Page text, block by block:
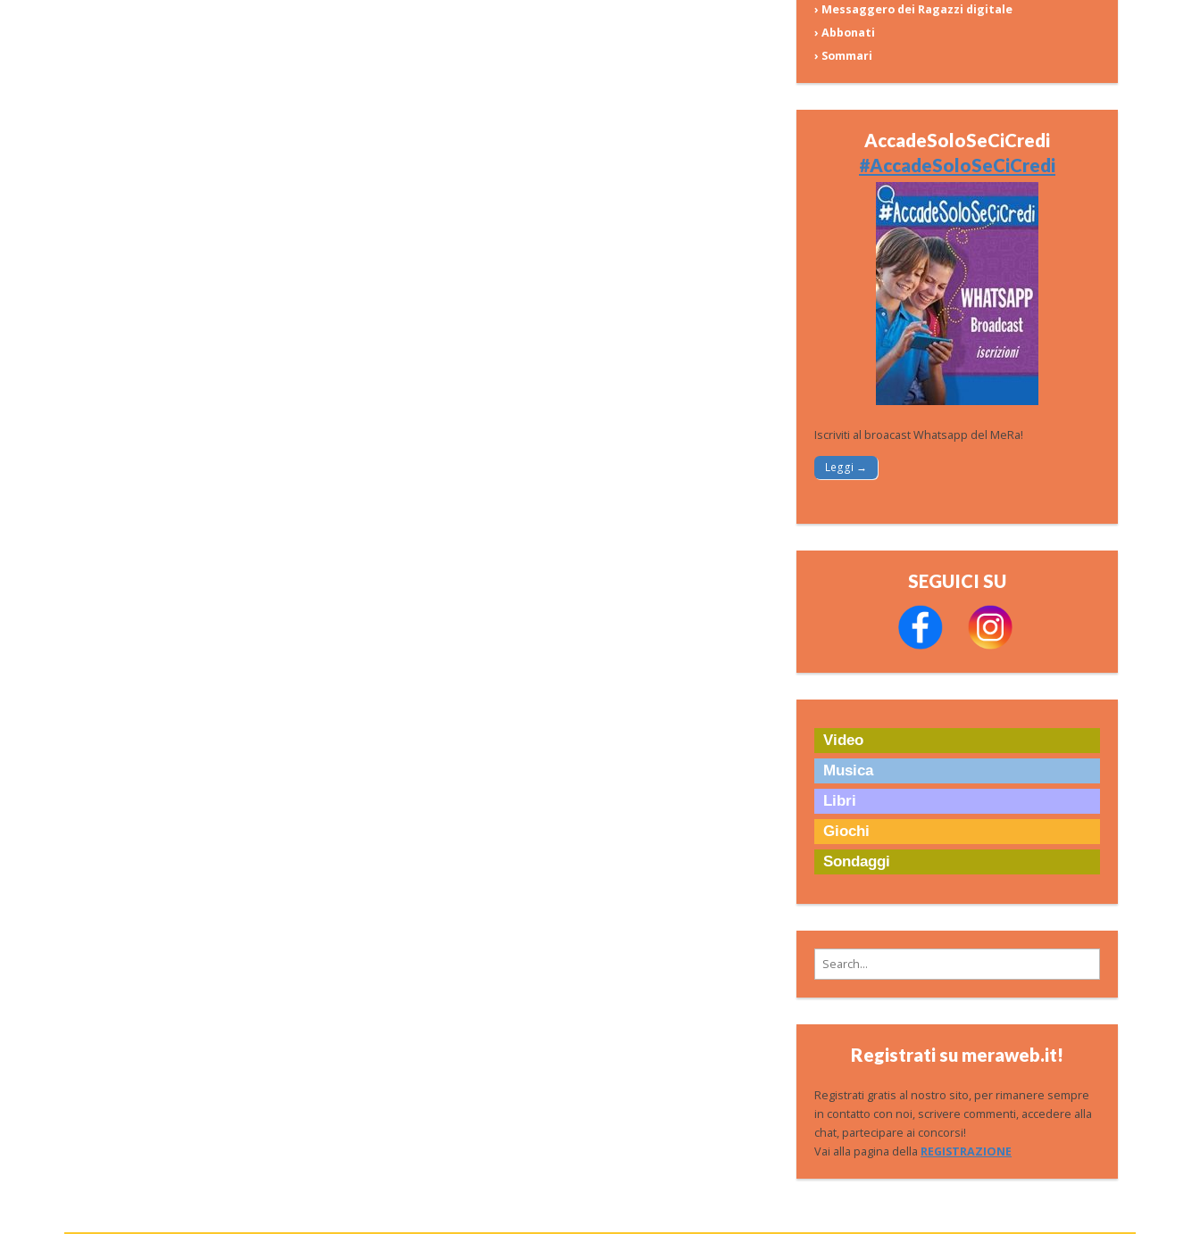
› Messaggero dei Ragazzi digitale
› Abbonati
› Sommari
AccadeSoloSeCiCredi
#AccadeSoloSeCiCredi
Iscriviti al broacast Whatsapp del MeRa!
Leggi →
SEGUICI SU
Video
Musica
Libri
Giochi
Sondaggi
Search for:
Registrati su meraweb.it!
Registrati gratis al nostro sito, per rimanere sempre
in contatto con noi, scrivere commenti, accedere alla
chat, partecipare ai concorsi!
Vai alla pagina della REGISTRAZIONE